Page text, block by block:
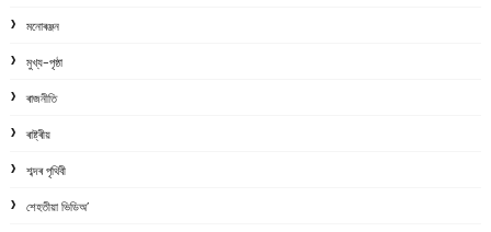
মনোৰঞ্জন
মুখ্য-পৃষ্ঠা
ৰাজনীতি
ৰাষ্ট্ৰীয়
শব্দৰ পৃথিবী
শেহতীয়া ভিডিঅ’